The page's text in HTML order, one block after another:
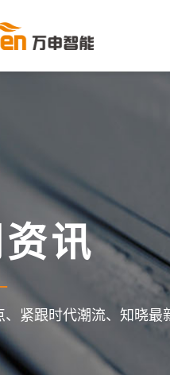
讯
、紧跟时代潮流、知晓